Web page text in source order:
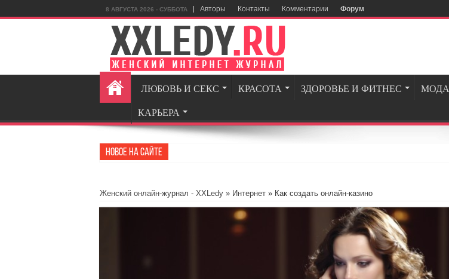
8 АВГУСТА 2026 - СУББОТА Авторы Контакты Комментарии Форум
ЛЮБОВЬ И СЕКС КРАСОТА ЗДОРОВЬЕ И ФИТНЕС МОДА
КАРЬЕРА
Новое на сайте
Женский онлайн-журнал - XXLedy » Интернет » Как создать онлайн-казино